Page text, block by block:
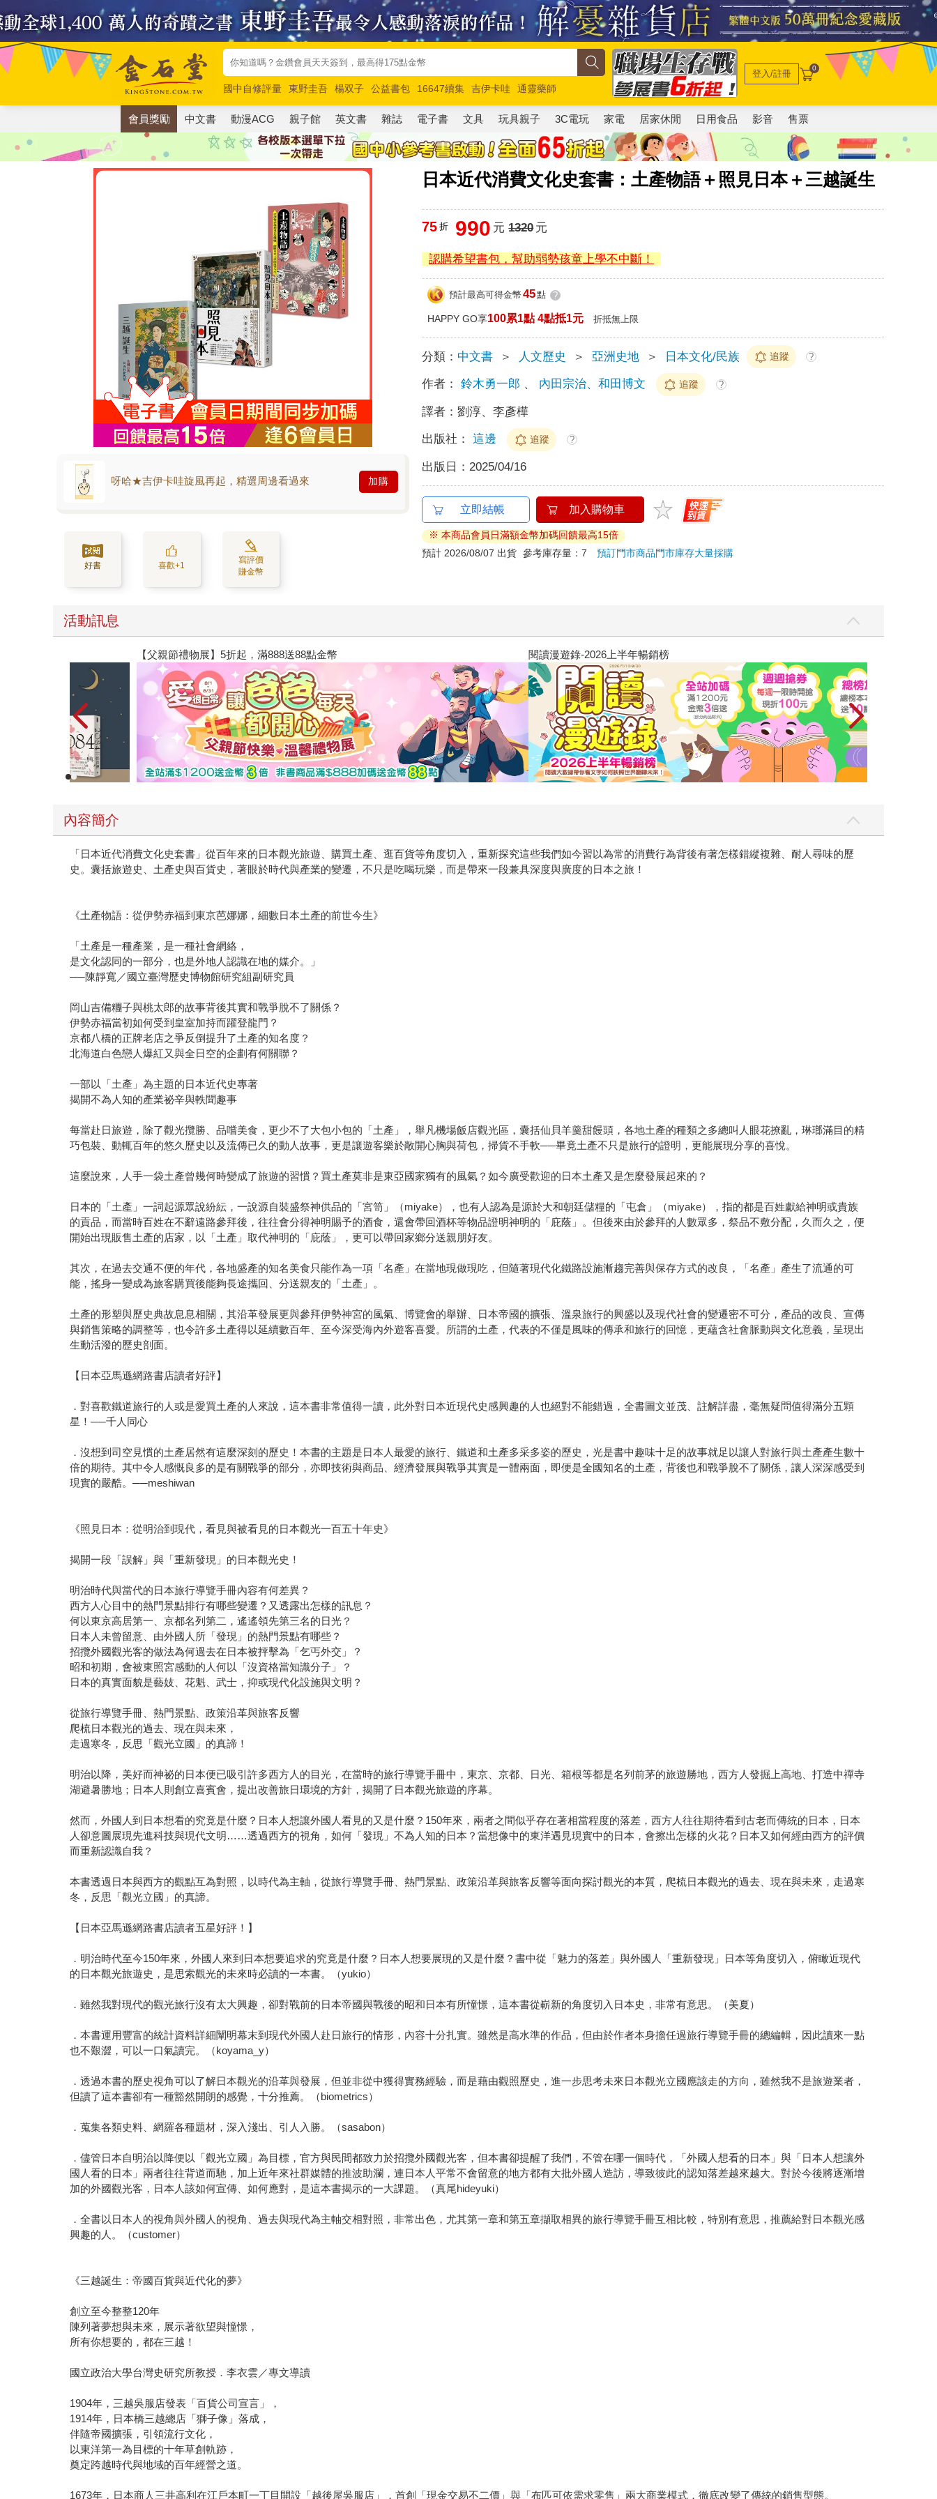
國中自修評量 東野圭吾 楊双子 公益書包 16647續集 吉伊卡哇
通靈藥師
唯紅花綻放
奧德賽 路邊攤新作 馬斯克 玩具總動員5 超慢跑
登入/註冊 0
會員獎勵 中文書 動漫ACG 親子館 英文書 雜誌 電子書 文具 玩具親子 3C電玩 家電 居家休閒 日用食品 影音 售票
日本近代消費文化史套書：土產物語＋照見日本＋三越誕生
呀哈★吉伊卡哇旋風再起，精選周邊看過來 加購
好書 喜歡+1
寫評價
賺金幣
75 折 990 元 1320元
認購希望書包，幫助弱勢孩童上學不中斷！
預計最高可得金幣 45點 ?
HAPPY GO享100累1點 4點抵1元 折抵無上限
分類： 中文書 ＞ 人文歷史 ＞ 亞洲史地 ＞ 日本文化/民族 追蹤 ?
作者： 鈴木勇一郎 、 內田宗治、和田博文 追蹤 ?
譯者：劉淳、李彥樺
出版社： 這邊 追蹤 ?
出版日： 2025/04/16
立即結帳 加入購物車
※ 本商品會員日滿額金幣加碼回饋最高15倍
預計 2026/08/07 出貨 參考庫存量：7預訂門市商品門市庫存大量採購
活動訊息
【父親節禮物展】5折起，滿888送88點金幣 閱讀漫遊錄-2026上半年暢銷榜
內容簡介
「日本近代消費文化史套書」從百年來的日本觀光旅遊、購買土產、逛百貨等角度切入，重新探究這些我們如今習以為常的消費行為背後有著怎樣錯縱複雜、耐人尋味的歷
史。囊括旅遊史、土產史與百貨史，著眼於時代與產業的變遷，不只是吃喝玩樂，而是帶來一段兼具深度與廣度的日本之旅！
《土產物語：從伊勢赤福到東京芭娜娜，細數日本土產的前世今生》
「土產是一種產業，是一種社會網絡，
是文化認同的一部分，也是外地人認識在地的媒介。」
──陳靜寬／國立臺灣歷史博物館研究組副研究員
岡山吉備糰子與桃太郎的故事背後其實和戰爭脫不了關係？
伊勢赤福當初如何受到皇室加持而躍登龍門？
京都八橋的正牌老店之爭反倒提升了土產的知名度？
北海道白色戀人爆紅又與全日空的企劃有何關聯？
一部以「土產」為主題的日本近代史專著
揭開不為人知的產業祕辛與軼聞趣事
每當赴日旅遊，除了觀光攬勝、品嚐美食，更少不了大包小包的「土產」，舉凡機場飯店觀光區，囊括仙貝羊羹甜饅頭，各地土產的種類之多總叫人眼花撩亂，琳瑯滿目的精
巧包裝、動輒百年的悠久歷史以及流傳已久的動人故事，更是讓遊客樂於敞開心胸與荷包，掃貨不手軟──畢竟土產不只是旅行的證明，更能展現分享的喜悅。
這麼說來，人手一袋土產曾幾何時變成了旅遊的習慣？買土產莫非是東亞國家獨有的風氣？如今廣受歡迎的日本土產又是怎麼發展起來的？
日本的「土產」一詞起源眾說紛紜，一說源自裝盛祭神供品的「宮笥」（miyake），也有人認為是源於大和朝廷儲糧的「屯倉」（miyake），指的都是百姓獻給神明或貴族
的貢品，而當時百姓在不辭遠路參拜後，往往會分得神明賜予的酒食，還會帶回酒杯等物品證明神明的「庇蔭」。但後來由於參拜的人數眾多，祭品不敷分配，久而久之，便
開始出現販售土產的店家，以「土產」取代神明的「庇蔭」，更可以帶回家鄉分送親朋好友。
其次，在過去交通不便的年代，各地盛產的知名美食只能作為一項「名產」在當地現做現吃，但隨著現代化鐵路設施漸趨完善與保存方式的改良，「名產」產生了流通的可
能，搖身一變成為旅客購買後能夠長途攜回、分送親友的「土產」。
土產的形塑與歷史典故息息相關，其沿革發展更與參拜伊勢神宮的風氣、博覽會的舉辦、日本帝國的擴張、溫泉旅行的興盛以及現代社會的變遷密不可分，產品的改良、宣傳
與銷售策略的調整等，也令許多土產得以延續數百年、至今深受海內外遊客喜愛。所謂的土產，代表的不僅是風味的傳承和旅行的回憶，更蘊含社會脈動與文化意義，呈現出
生動活潑的歷史剖面。
【日本亞馬遜網路書店讀者好評】
．對喜歡鐵道旅行的人或是愛買土產的人來說，這本書非常值得一讀，此外對日本近現代史感興趣的人也絕對不能錯過，全書圖文並茂、註解詳盡，毫無疑問值得滿分五顆
星！──千人同心
．沒想到司空見慣的土產居然有這麼深刻的歷史！本書的主題是日本人最愛的旅行、鐵道和土產多采多姿的歷史，光是書中趣味十足的故事就足以讓人對旅行與土產產生數十
倍的期待。其中令人感慨良多的是有關戰爭的部分，亦即技術與商品、經濟發展與戰爭其實是一體兩面，即便是全國知名的土產，背後也和戰爭脫不了關係，讓人深深感受到
現實的嚴酷。──meshiwan
《照見日本：從明治到現代，看見與被看見的日本觀光一百五十年史》
揭開一段「誤解」與「重新發現」的日本觀光史！
明治時代與當代的日本旅行導覽手冊內容有何差異？
西方人心目中的熱門景點排行有哪些變遷？又透露出怎樣的訊息？
何以東京高居第一、京都名列第二，遙遙領先第三名的日光？
日本人未曾留意、由外國人所「發現」的熱門景點有哪些？
招攬外國觀光客的做法為何過去在日本被抨擊為「乞丐外交」？
昭和初期，會被東照宮感動的人何以「沒資格當知識分子」？
日本的真實面貌是藝妓、花魁、武士，抑或現代化設施與文明？
從旅行導覽手冊、熱門景點、政策沿革與旅客反響
爬梳日本觀光的過去、現在與未來，
走過寒冬，反思「觀光立國」的真諦！
明治以降，美好而神祕的日本便已吸引許多西方人的目光，在當時的旅行導覽手冊中，東京、京都、日光、箱根等都是名列前茅的旅遊勝地，西方人發掘上高地、打造中禪寺
湖避暑勝地；日本人則創立喜賓會，提出改善旅日環境的方針，揭開了日本觀光旅遊的序幕。
然而，外國人到日本想看的究竟是什麼？日本人想讓外國人看見的又是什麼？150年來，兩者之間似乎存在著相當程度的落差，西方人往往期待看到古老而傳統的日本，日本
人卻意圖展現先進科技與現代文明……透過西方的視角，如何「發現」不為人知的日本？當想像中的東洋遇見現實中的日本，會擦出怎樣的火花？日本又如何經由西方的評價
而重新認識自我？
本書透過日本與西方的觀點互為對照，以時代為主軸，從旅行導覽手冊、熱門景點、政策沿革與旅客反響等面向探討觀光的本質，爬梳日本觀光的過去、現在與未來，走過寒
冬，反思「觀光立國」的真諦。
【日本亞馬遜網路書店讀者五星好評！】
．明治時代至今150年來，外國人來到日本想要追求的究竟是什麼？日本人想要展現的又是什麼？書中從「魅力的落差」與外國人「重新發現」日本等角度切入，俯瞰近現代
的日本觀光旅遊史，是思索觀光的未來時必讀的一本書。（yukio）
．雖然我對現代的觀光旅行沒有太大興趣，卻對戰前的日本帝國與戰後的昭和日本有所憧憬，這本書從嶄新的角度切入日本史，非常有意思。（美夏）
．本書運用豐富的統計資料詳細闡明幕末到現代外國人赴日旅行的情形，內容十分扎實。雖然是高水準的作品，但由於作者本身擔任過旅行導覽手冊的總編輯，因此讀來一點
也不艱澀，可以一口氣讀完。（koyama_y）
．透過本書的歷史視角可以了解日本觀光的沿革與發展，但並非從中獲得實務經驗，而是藉由觀照歷史，進一步思考未來日本觀光立國應該走的方向，雖然我不是旅遊業者，
但讀了這本書卻有一種豁然開朗的感覺，十分推薦。（biometrics）
．蒐集各類史料、網羅各種題材，深入淺出、引人入勝。（sasabon）
．儘管日本自明治以降便以「觀光立國」為目標，官方與民間都致力於招攬外國觀光客，但本書卻提醒了我們，不管在哪一個時代，「外國人想看的日本」與「日本人想讓外
國人看的日本」兩者往往背道而馳，加上近年來社群媒體的推波助瀾，連日本人平常不會留意的地方都有大批外國人造訪，導致彼此的認知落差越來越大。對於今後將逐漸增
加的外國觀光客，日本人該如何宣傳、如何應對，是這本書揭示的一大課題。（真尾hideyuki）
．全書以日本人的視角與外國人的視角、過去與現代為主軸交相對照，非常出色，尤其第一章和第五章擷取相異的旅行導覽手冊互相比較，特別有意思，推薦給對日本觀光感
興趣的人。（customer）
《三越誕生：帝國百貨與近代化的夢》
創立至今整整120年
陳列著夢想與未來，展示著欲望與憧憬，
所有你想要的，都在三越！
國立政治大學台灣史研究所教授．李衣雲／專文導讀
1904年，三越吳服店發表「百貨公司宣言」，
1914年，日本橋三越總店「獅子像」落成，
伴隨帝國擴張，引領流行文化，
以東洋第一為目標的十年草創軌跡，
奠定跨越時代與地域的百年經營之道。
1673年，日本商人三井高利在江戶本町一丁目開設「越後屋吳服店」，首創「現金交易不二價」與「布匹可依需求零售」兩大商業模式，徹底改變了傳統的銷售型態。